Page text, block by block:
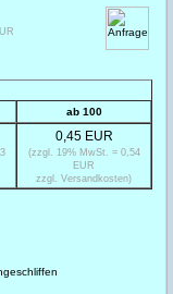
ab 100
0,45 EUR
(zzgl. 19% MwSt. = 0,54
EUR
zzgl. Versandkosten)